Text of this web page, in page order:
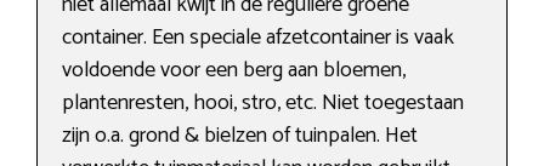
container. Een speciale afzetcontainer is vaak
voldoende voor een berg aan bloemen,
plantenresten, hooi, stro, etc. Niet toegestaan
zijn o.a. grond & bielzen of tuinpalen. Het